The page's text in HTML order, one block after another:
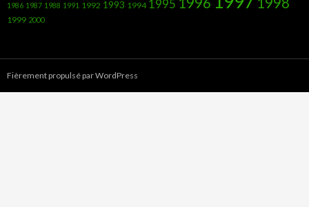
1986 1987 1988 1991 1992 1993 1994 1995
1999 2000
Fièrement propulsé par WordPress